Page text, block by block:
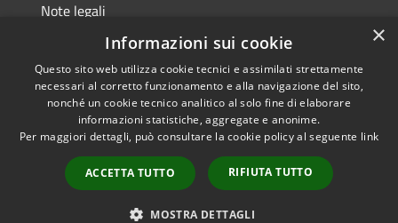
Note legali
Dichiarazione di accessibilità
RSS
Accessibilità
Copyright © 2026 • Comune di
Municipium•
Accesso
redazione
×
Informazioni sui cookie
Questo sito web utilizza cookie tecnici e assimilati strettamente
necessari al corretto funzionamento e alla navigazione del sito,
nonché un cookie tecnico analitico al solo fine di elaborare
informazioni statistiche, aggregate e anonime.
Per maggiori dettagli, può consultare la cookie policy al seguente link
ACCETTA TUTTO RIFIUTA TUTTO
MOSTRA DETTAGLI